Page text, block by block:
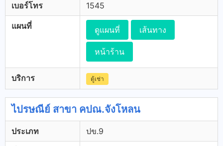
เบอร์โทร 1545
แผนที่ ดูแผนที่ เส้นทาง
หน้าร้าน
บริการ ตู้เช่า
ไปรษณีย์ สาขา คปณ.จังโหลน
ประเภท ปข.9